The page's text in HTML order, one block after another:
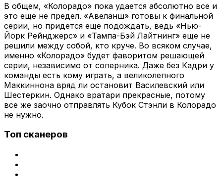
В общем, «Колорадо» пока удается абсолютно все и
это еще не предел. «Авеланш» готовы к финальной
серии, но придется еще подождать, ведь «Нью-
Йорк Рейнджерс» и «Тампа-Бэй Лайтнинг» еще не
решили между собой, кто круче. Во всяком случае,
именно «Колорадо» будет фаворитом решающей
серии, независимо от соперника. Даже без Кадри у
команды есть кому играть, а великолепного
Маккиннона вряд ли остановит Василевский или
Шестеркин. Однако вратари прекрасные, потому
все же заочно отправлять Кубок Стэнли в Колорадо
не нужно.
Топ сканеров